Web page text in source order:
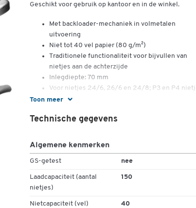
Toon meer
Geschikt voor gebruik op kantoor en in de winkel.
Met backloader-mechaniek in volmetalen
uitvoering
Niet tot 40 vel papier (80 g/m²)
Traditionele functionaliteit voor bijvullen van
nietjes aan de achterzijde
Inlegdiepte: 70 mm
Voor nietjes 24/6, 26/6 en 24/8; P3 en P4
Instelbaar aambeeld voor nieten en
10 jaar garantie bij gebruik van Leitz nietjes
Gawicht: 400 gr
LEIT® Artikelnr.: 55490081
Technische gegevens
Algemene kenmerken
GS-getest nee
Laadcapaciteit (aantal
nietjes)
150
Nietcapaciteit (vel) 40